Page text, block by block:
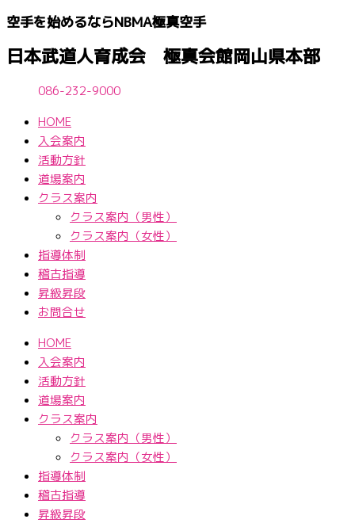
容
を
ス
空手を始めるならNBМA極真空手
日本武道人育成会 極真会館岡山県本部
086-232-9000
HOME
入会案内
活動方針
道場案内
クラス案内
クラス案内（男性）
クラス案内（女性）
指導体制
稽古指導
昇級昇段
お問合せ
HOME
入会案内
活動方針
道場案内
クラス案内
クラス案内（男性）
クラス案内（女性）
指導体制
稽古指導
昇級昇段